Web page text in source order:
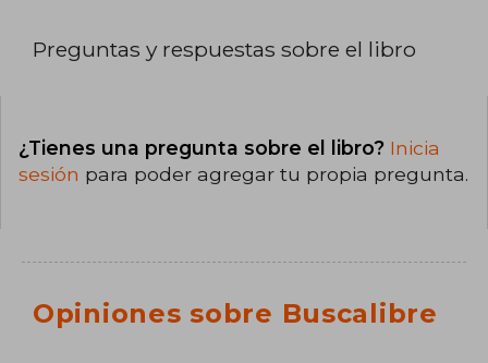
Preguntas y respuestas sobre el libro
¿Tienes una pregunta sobre el libro? Inicia
sesión para poder agregar tu propia pregunta.
Opiniones sobre Buscalibre